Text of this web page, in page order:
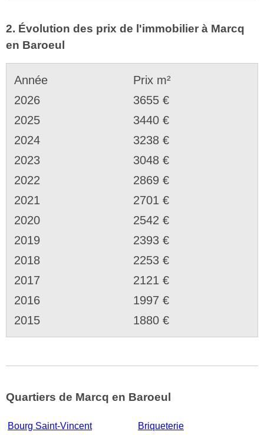
2. Évolution des prix de l'immobilier à Marcq
en Baroeul
Année
Prix m²
2026
3655 €
2025
3440 €
2024
3238 €
2023
3048 €
2022
2869 €
2021
2701 €
2020
2542 €
2019
2393 €
2018
2253 €
2017
2121 €
2016
1997 €
2015
1880 €
Quartiers de Marcq en Baroeul
Bourg Saint-Vincent Briqueterie